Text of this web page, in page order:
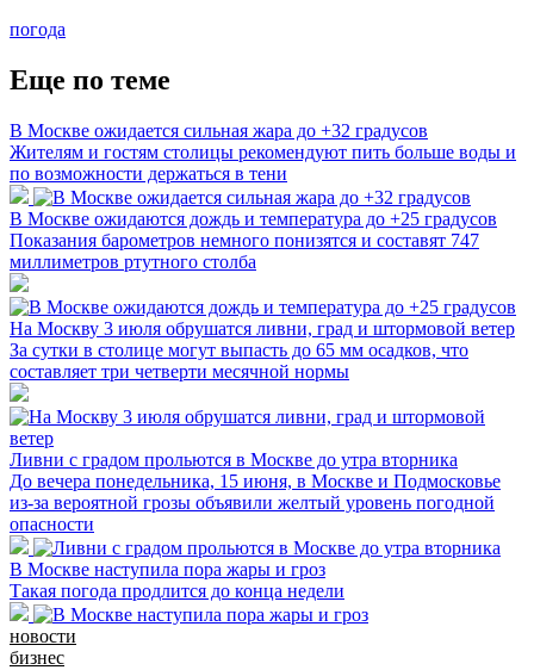
погода
Еще по теме
В Москве ожидается сильная жара до +32 градусов
Жителям и гостям столицы рекомендуют пить больше воды и
по возможности держаться в тени
В Москве ожидаются дождь и температура до +25 градусов
Показания барометров немного понизятся и составят 747
миллиметров ртутного столба
На Москву 3 июля обрушатся ливни, град и штормовой ветер
За сутки в столице могут выпасть до 65 мм осадков, что
составляет три четверти месячной нормы
Ливни с градом прольются в Москве до утра вторника
До вечера понедельника, 15 июня, в Москве и Подмосковье
из-за вероятной грозы объявили желтый уровень погодной
опасности
В Москве наступила пора жары и гроз
Такая погода продлится до конца недели
новости
бизнес